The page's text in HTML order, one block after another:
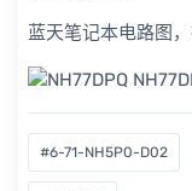
蓝天笔记本电路图
#6-71-NH5P0-D02